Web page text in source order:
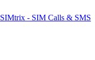
SIMtrix - SIM Calls & SMS